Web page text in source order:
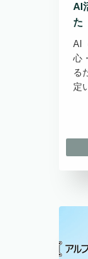
AI
た
AI
心
る
定